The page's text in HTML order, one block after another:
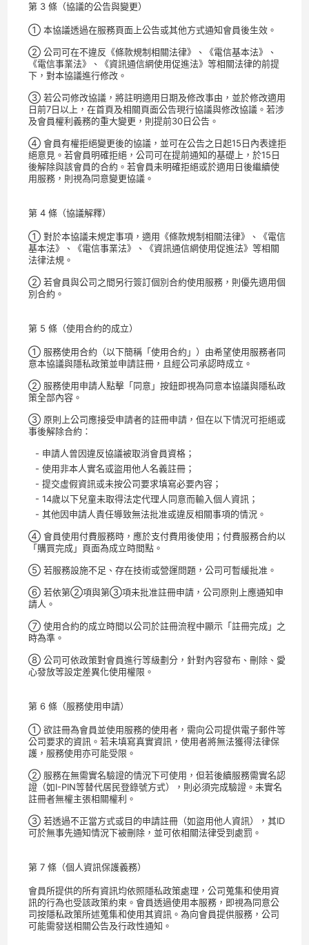
第 3 條（協議的公告與變更）
① 本協議透過在服務頁面上公告或其他方式通知會員後生效。
② 公司可在不違反《條款規制相關法律》、《電信基本法》、
《電信事業法》、《資訊通信網使用促進法》等相關法律的前提
下，對本協議進行修改。
③ 若公司修改協議，將註明適用日期及修改事由，並於修改適用
日前7日以上，在首頁及相關頁面公告現行協議與修改協議。若涉
及會員權利義務的重大變更，則提前30日公告。
④ 會員有權拒絕變更後的協議，並可在公告之日起15日內表達拒
絕意見。若會員明確拒絕，公司可在提前通知的基礎上，於15日
後解除與該會員的合約。若會員未明確拒絕或於適用日後繼續使
用服務，則視為同意變更協議。
第 4 條（協議解釋）
① 對於本協議未規定事項，適用《條款規制相關法律》、《電信
基本法》、《電信事業法》、《資訊通信網使用促進法》等相關
法律法規。
② 若會員與公司之間另行簽訂個別合約使用服務，則優先適用個
別合約。
第 5 條（使用合約的成立）
① 服務使用合約（以下簡稱「使用合約」）由希望使用服務者同
意本協議與隱私政策並申請註冊，且經公司承認時成立。
② 服務使用申請人點擊「同意」按鈕即視為同意本協議與隱私政
策全部內容。
③ 原則上公司應接受申請者的註冊申請，但在以下情況可拒絕或
事後解除合約：
- 申請人曾因違反協議被取消會員資格；
- 使用非本人實名或盜用他人名義註冊；
- 提交虛假資訊或未按公司要求填寫必要內容；
- 14歲以下兒童未取得法定代理人同意而輸入個人資訊；
- 其他因申請人責任導致無法批准或違反相關事項的情況。
④ 會員使用付費服務時，應於支付費用後使用；付費服務合約以
「購買完成」頁面為成立時間點。
⑤ 若服務設施不足、存在技術或營運問題，公司可暫緩批准。
⑥ 若依第②項與第③項未批准註冊申請，公司原則上應通知申
請人。
⑦ 使用合約的成立時間以公司於註冊流程中顯示「註冊完成」之
時為準。
⑧ 公司可依政策對會員進行等級劃分，針對內容發布、刪除、愛
心發放等設定差異化使用權限。
第 6 條（服務使用申請）
① 欲註冊為會員並使用服務的使用者，需向公司提供電子郵件等
公司要求的資訊。若未填寫真實資訊，使用者將無法獲得法律保
護，服務使用亦可能受限。
② 服務在無需實名驗證的情況下可使用，但若後續服務需實名認
證（如I-PIN等替代居民登錄號方式），則必須完成驗證。未實名
註冊者無權主張相關權利。
③ 若透過不正當方式或目的申請註冊（如盜用他人資訊），其ID
可於無事先通知情況下被刪除，並可依相關法律受到處罰。
第 7 條（個人資訊保護義務）
會員所提供的所有資訊均依照隱私政策處理，公司蒐集和使用資
訊的行為也受該政策約束。會員透過使用本服務，即視為同意公
司按隱私政策所述蒐集和使用其資訊。為向會員提供服務，公司
可能需發送相關公告及行政性通知。